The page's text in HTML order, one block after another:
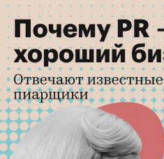
Нет текста